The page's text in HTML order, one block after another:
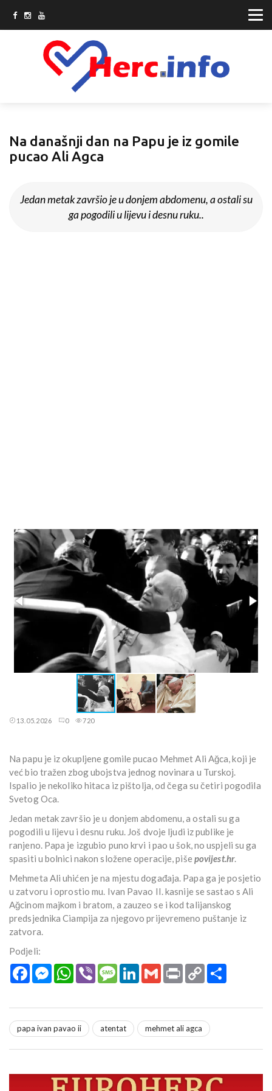
Na današnji dan na Papu je iz gomile
pucao Ali Agca
Jedan metak završio je u donjem abdomenu, a ostali su
ga pogodili u lijevu i desnu ruku..
13.05.2026 0 720
Na papu je iz okupljene gomile pucao Mehmet Ali Ağca, koji je
već bio tražen zbog ubojstva jednog novinara u Turskoj.
Ispalio je nekoliko hitaca iz pištolja, od čega su četiri pogodila
Svetog Oca.
Jedan metak završio je u donjem abdomenu, a ostali su ga
pogodili u lijevu i desnu ruku. Još dvoje ljudi iz publike je
ranjeno. Papa je izgubio puno krvi i pao u šok, no uspjeli su ga
spasiti u bolnici nakon složene operacije, piše povijest.hr.
Mehmeta Ali uhićen je na mjestu događaja. Papa ga je posjetio
u zatvoru i oprostio mu. Ivan Pavao II. kasnije se sastao s Ali
Ağcinom majkom i bratom, a zauzeo se i kod talijanskog
predsjednika Ciampija za njegovo prijevremeno puštanje iz
zatvora.
Podjeli:
FacebookMessengerWhatsApp
Viber MessageLinkedInGmail Print Copy
Link
papa ivan pavao ii atentat mehmet ali agca